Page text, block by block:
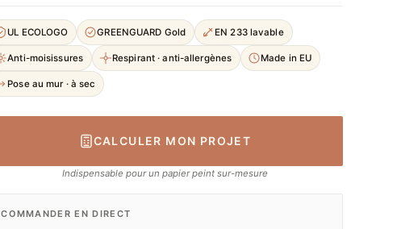
UL ECOLOGO GREENGUARD Gold EN 233 lavable
Anti-moisissures Respirant · anti-allergènes Made in EU
Pose au mur · à sec
CALCULER MON PROJET
Indispensable pour un papier peint sur-mesure
COMMANDER EN DIRECT